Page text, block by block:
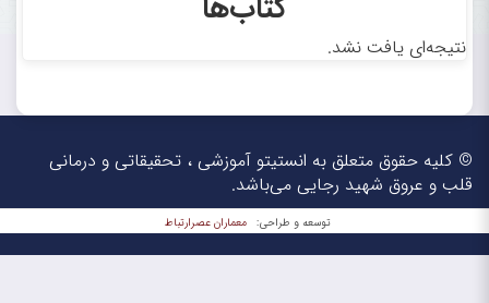
نتیجه‌ای یافت نشد.
© کلیه حقوق متعلق به انستیتو آموزشی ، تحقیقاتی و درمانی
قلب و عروق شهید رجایی می‌باشد.
توسعه و طراحی: معماران عصر‌ارتباط